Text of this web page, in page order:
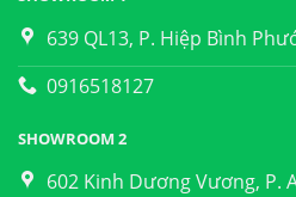
639 QL13, P. Hiệp Bình
0916518127
SHOWROOM 2
602 Kinh Dương Vương, P.